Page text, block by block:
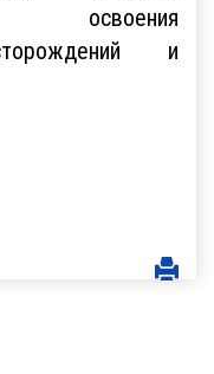
освоения
и